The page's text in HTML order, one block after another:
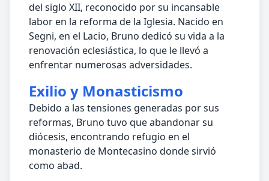
del siglo XII, reconocido por su incansable
labor en la reforma de la Iglesia. Nacido en
Segni, en el Lacio, Bruno dedicó su vida a la
renovación eclesiástica, lo que le llevó a
enfrentar numerosas adversidades.
Exilio y Monasticismo
Debido a las tensiones generadas por sus
reformas, Bruno tuvo que abandonar su
diócesis, encontrando refugio en el
monasterio de Montecasino donde sirvió
como abad.